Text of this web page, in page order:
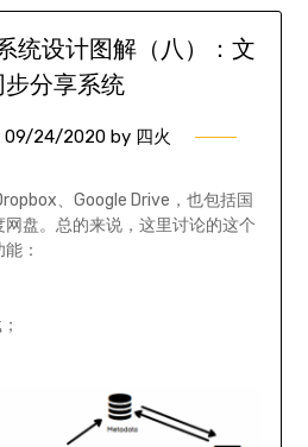
统设计图解（八）：文
步分享系统
09/24/2020by 四火
、Google Drive，也包括国
盘。总的来说，这里讨论的这个
：